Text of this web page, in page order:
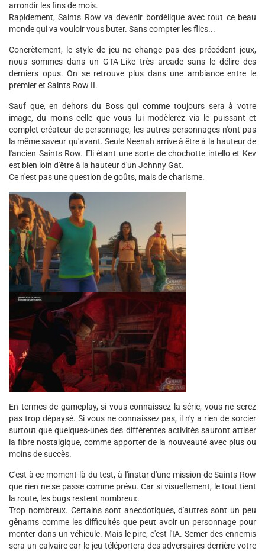
arrondir les fins de mois.
Rapidement, Saints Row va devenir bordélique avec tout ce beau
monde qui va vouloir vous buter. Sans compter les flics...
Concrètement, le style de jeu ne change pas des précédent jeux,
nous sommes dans un GTA-Like très arcade sans le délire des
derniers opus. On se retrouve plus dans une ambiance entre le
premier et Saints Row II.
Sauf que, en dehors du Boss qui comme toujours sera à votre
image, du moins celle que vous lui modèlerez via le puissant et
complet créateur de personnage, les autres personnages n'ont pas
la même saveur qu'avant. Seule Neenah arrive à être à la hauteur de
l'ancien Saints Row. Eli étant une sorte de chochotte intello et Kev
est bien loin d'être à la hauteur d'un Johnny Gat.
Ce n'est pas une question de goûts, mais de charisme.
En termes de gameplay, si vous connaissez la série, vous ne serez
pas trop dépaysé. Si vous ne connaissez pas, il n'y a rien de sorcier
surtout que quelques-unes des différentes activités sauront attiser
la fibre nostalgique, comme apporter de la nouveauté avec plus ou
moins de succès.
C'est à ce moment-là du test, à l'instar d'une mission de Saints Row
que rien ne se passe comme prévu. Car si visuellement, le tout tient
la route, les bugs restent nombreux.
Trop nombreux. Certains sont anecdotiques, d'autres sont un peu
gênants comme les difficultés que peut avoir un personnage pour
monter dans un véhicule. Mais le pire, c'est l'IA. Semer des ennemis
sera un calvaire car le jeu téléportera des adversaires derrière votre